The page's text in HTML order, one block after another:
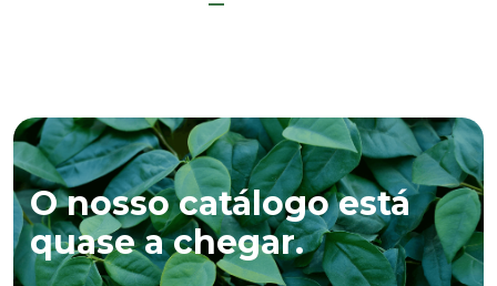
O nosso catálogo está
quase a chegar.